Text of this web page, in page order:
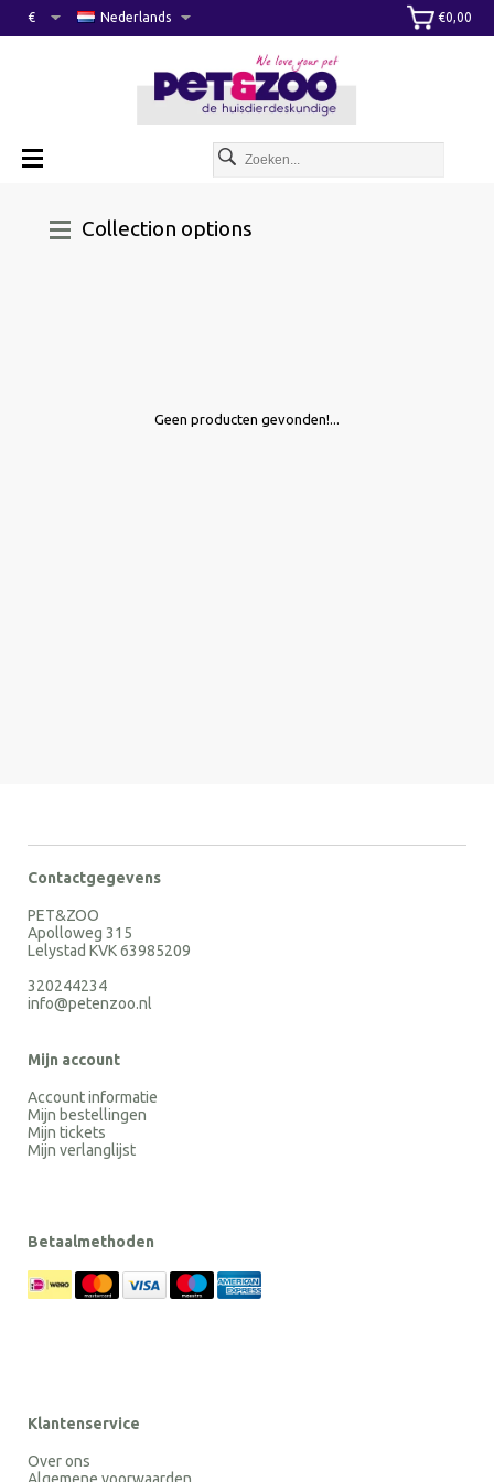
€0,00
Nederlands
€
Collection options
Geen producten gevonden!...
Contactgegevens
PET&ZOO
Apolloweg 315
Lelystad KVK 63985209
320244234
info@petenzoo.nl
Mijn account
Account informatie
Mijn bestellingen
Mijn tickets
Mijn verlanglijst
Betaalmethoden
Klantenservice
Over ons